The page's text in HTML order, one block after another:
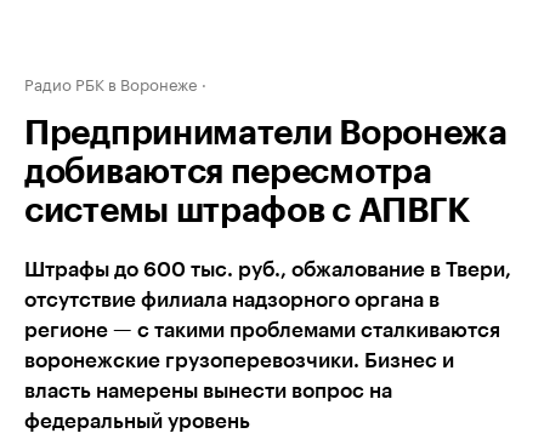
Радио РБК в Воронеже
Предприниматели Воронежа
добиваются пересмотра
системы штрафов с АПВГК
Штрафы до 600 тыс. руб., обжалование в Твери,
отсутствие филиала надзорного органа в
регионе — с такими проблемами сталкиваются
воронежские грузоперевозчики. Бизнес и
власть намерены вынести вопрос на
федеральный уровень